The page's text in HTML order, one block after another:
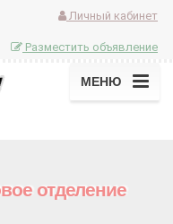
Личный кабинет
Разместить объявление
МЕНЮ
отделение